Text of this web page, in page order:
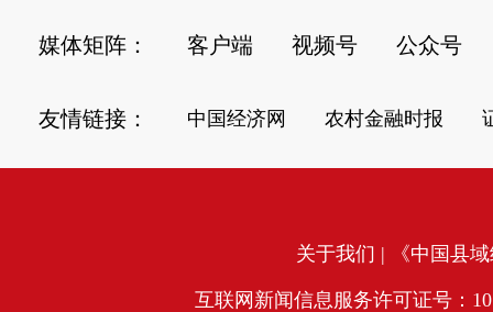
媒体矩阵： 客户端 视频号 公众号
友情链接： 中国经济网 农村金融时报
关于我们 | 《中国县
互联网新闻信息服务许可证号：